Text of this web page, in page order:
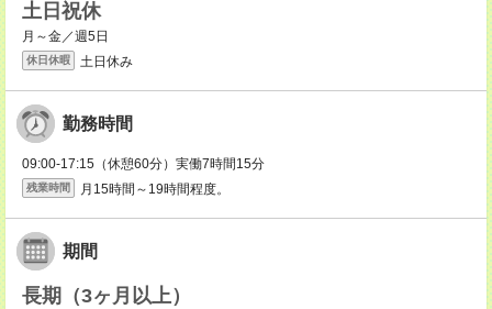
土日祝休
月～金／週5日
休日休暇 土日休み
勤務時間
09:00-17:15（休憩60分）実働7時間15分
残業時間 月15時間～19時間程度。
期間
長期（3ヶ月以上）